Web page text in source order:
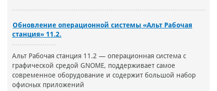
Обновление операционной системы «Альт Рабочая
станция» 11.2.
Альт Рабочая станция 11.2 — операционная система с
графической средой GNOME, поддерживает самое
современное оборудование и содержит большой набор
офисных приложений